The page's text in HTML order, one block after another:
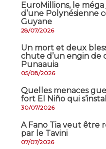
EuroMillions, ​le
d’une Polynésienne
Guyane
28/07/2026
​Un mort et deux
chute d’un engin de
Punaauia
05/08/2026
Quelles menaces
fort El Niño qui
30/07/2026
A Fano Tia veut être
par le Tavini
07/07/2026